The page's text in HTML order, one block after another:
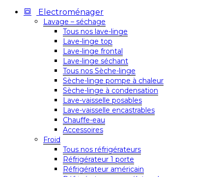
Electroménager
Lavage – séchage
Tous nos lave-linge
Lave-linge top
Lave-linge frontal
Lave-linge séchant
Tous nos Sèche-linge
Sèche-linge pompe à chaleur
Sèche-linge à condensation
Lave-vaisselle posables
Lave-vaisselle encastrables
Chauffe-eau
Accessoires
Froid
Tous nos réfrigérateurs
Réfrigérateur 1 porte
Réfrigérateur américain